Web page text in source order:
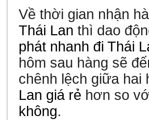
Về thời gian nhận
Thái Lan thì dao
phát nhanh đi Thái
hôm sau hàng sẽ
chênh lệch giữa hai
Lan giá rẻ hơn so
không.